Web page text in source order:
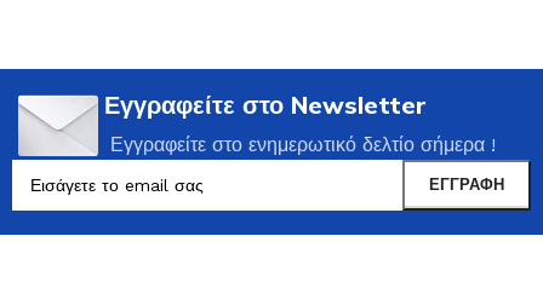
Εγγραφείτε στο Newsletter
Εγγραφείτε στο ενημερωτικό δελτίο σήμερα !